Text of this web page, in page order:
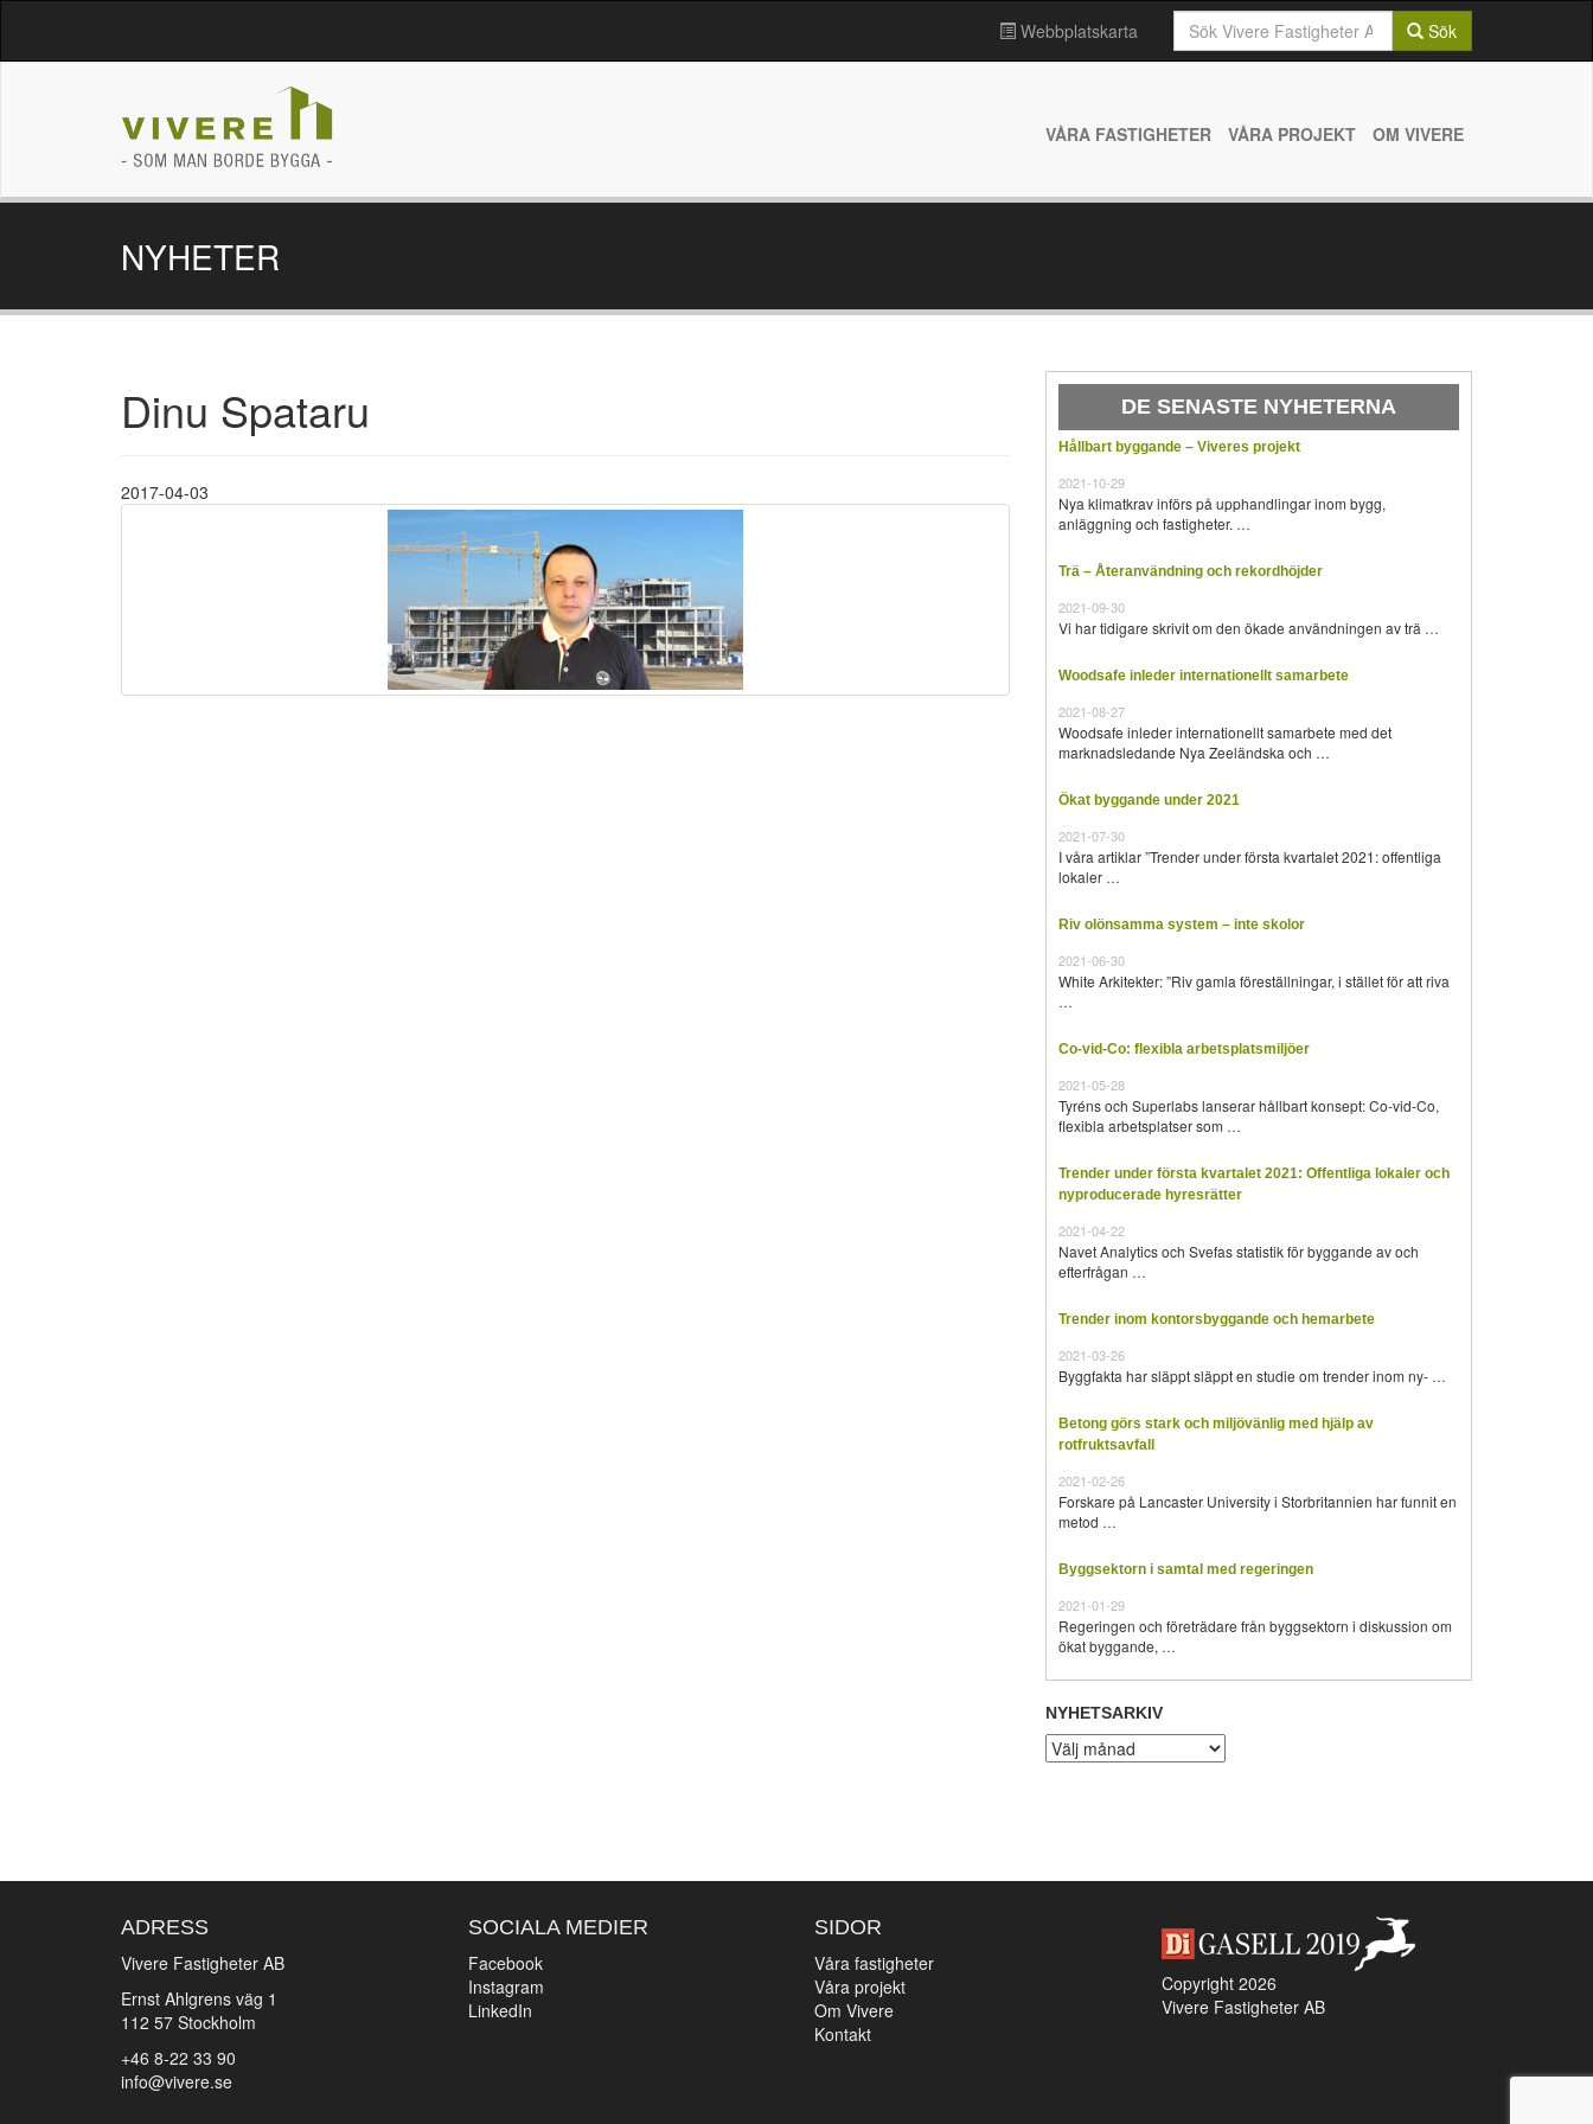
Sök
efter:
Sök
Webbplatskarta
VÅRA FASTIGHETER VÅRA PROJEKT OM VIVERE
NYHETER
Dinu Spataru
2017-04-03
DE SENASTE NYHETERNA
Hållbart byggande – Viveres projekt
2021-10-29
Nya klimatkrav införs på upphandlingar inom bygg,
anläggning och fastigheter. …
Trä – Återanvändning och rekordhöjder
2021-09-30
Vi har tidigare skrivit om den ökade användningen av trä …
Woodsafe inleder internationellt samarbete
2021-08-27
Woodsafe inleder internationellt samarbete med det
marknadsledande Nya Zeeländska och …
Ökat byggande under 2021
2021-07-30
I våra artiklar ”Trender under första kvartalet 2021: offentliga
lokaler …
Riv olönsamma system – inte skolor
2021-06-30
White Arkitekter: ”Riv gamla föreställningar, i stället för att riva
…
Co-vid-Co: flexibla arbetsplatsmiljöer
2021-05-28
Tyréns och Superlabs lanserar hållbart konsept: Co-vid-Co,
flexibla arbetsplatser som …
Trender under första kvartalet 2021: Offentliga lokaler och
nyproducerade hyresrätter
2021-04-22
Navet Analytics och Svefas statistik för byggande av och
efterfrågan …
Trender inom kontorsbyggande och hemarbete
2021-03-26
Byggfakta har släppt släppt en studie om trender inom ny- …
Betong görs stark och miljövänlig med hjälp av
rotfruktsavfall
2021-02-26
Forskare på Lancaster University i Storbritannien har funnit en
metod …
Byggsektorn i samtal med regeringen
2021-01-29
Regeringen och företrädare från byggsektorn i diskussion om
ökat byggande, …
NYHETSARKIV
Nyhetsarkiv
ADRESS
Vivere Fastigheter AB
Ernst Ahlgrens väg 1
112 57 Stockholm
+46 8-22 33 90
info@vivere.se
SOCIALA MEDIER
Facebook
Instagram
LinkedIn
SIDOR
Våra fastigheter
Våra projekt
Om Vivere
Kontakt
Copyright 2026
Vivere Fastigheter AB